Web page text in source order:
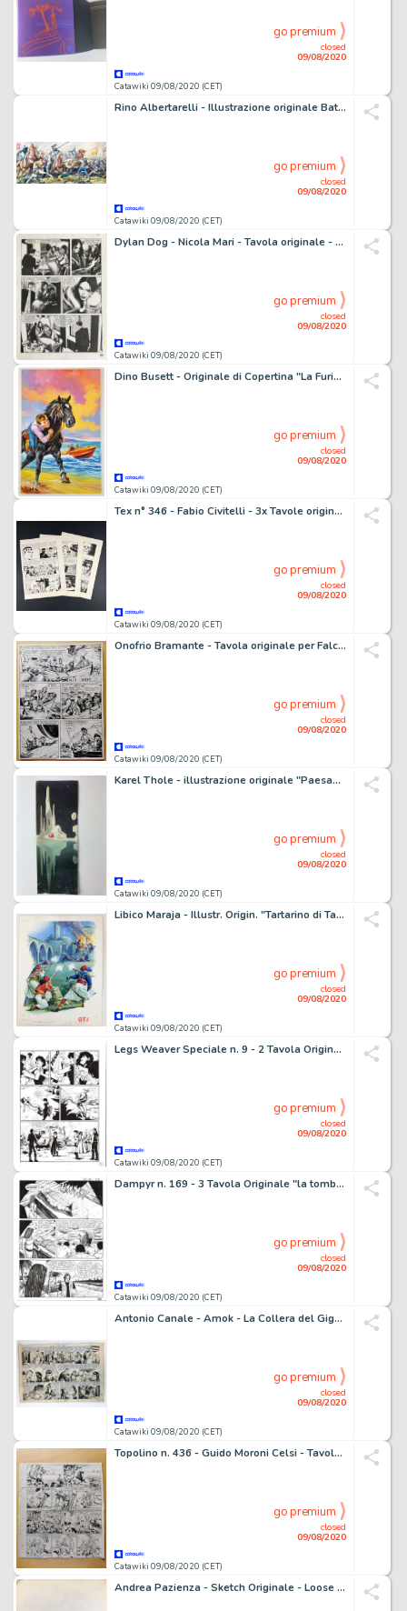
Catawiki 09/08/2020 (CET)
closed
09/08/2020
go premium
Rino Albertarelli - Illustrazione originale Battaglia di San Quintino - Publ. Vol. Valle d'Aosta - Loose page
Catawiki 09/08/2020 (CET)
closed
09/08/2020
go premium
Dylan Dog - Nicola Mari - Tavola originale - Loose page
Catawiki 09/08/2020 (CET)
closed
09/08/2020
go premium
Dino Busett - Originale di Copertina "La Furia del West" n.39 - Loose page - First edition - (1977)
Catawiki 09/08/2020 (CET)
closed
09/08/2020
go premium
Tex n° 346 - Fabio Civitelli - 3x Tavole originali "Gli Spiriti della notte" - Loose page - (1989)
Catawiki 09/08/2020 (CET)
closed
09/08/2020
go premium
Onofrio Bramante - Tavola originale per Falco Bianco - Loose page
Catawiki 09/08/2020 (CET)
closed
09/08/2020
go premium
Karel Thole - illustrazione originale "Paesaggio Spaziale" - Loose page
Catawiki 09/08/2020 (CET)
closed
09/08/2020
go premium
Libico Maraja - Illustr. Origin. "Tartarino di Tarascona: Il Serraglio Incendiato" - Loose page - First edition - (1977)
Catawiki 09/08/2020 (CET)
closed
09/08/2020
go premium
Legs Weaver Speciale n. 9 - 2 Tavola Originale "nuova Londra" - Loose page - First edition - (2003)
Catawiki 09/08/2020 (CET)
closed
09/08/2020
go premium
Dampyr n. 169 - 3 Tavola Originale "la tomba del re scorpione " - Loose page - First edition - (2014)
Catawiki 09/08/2020 (CET)
closed
09/08/2020
go premium
Antonio Canale - Amok - La Collera del Gigante - Loose page - (1946)
Catawiki 09/08/2020 (CET)
closed
09/08/2020
go premium
Topolino n. 436 - Guido Moroni Celsi - Tavola originale "La rivincita di Yanez" - Loose page - (1941)
Catawiki 09/08/2020 (CET)
closed
09/08/2020
go premium
Andrea Pazienza - Sketch Originale - Loose page